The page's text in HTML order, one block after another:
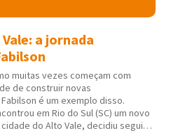
a jornada
muitas vezes começam com
de construir novas
é um exemplo disso.
em Rio do Sul (SC) um novo
do Alto Vale, decidiu seguir